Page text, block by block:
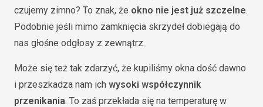
czujemy zimno? To znak, że okno nie jest już szczelne.
Podobnie jeśli mimo zamknięcia skrzydeł dobiegają do
nas głośne odgłosy z zewnątrz.
Może się też tak zdarzyć, że kupiliśmy okna dość dawno
i przeszkadza nam ich wysoki współczynnik
przenikania. To zaś przekłada się na temperaturę w